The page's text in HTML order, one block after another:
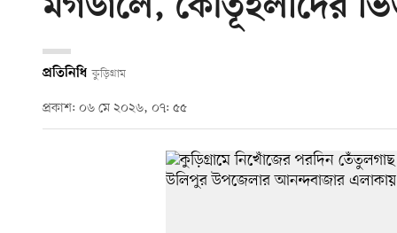
মগডালে, কৌতূহলীদের
প্রতিনিধি কুড়িগ্রাম
প্রকাশ: ০৬ মে ২০২৬, ০৭: ৫৫